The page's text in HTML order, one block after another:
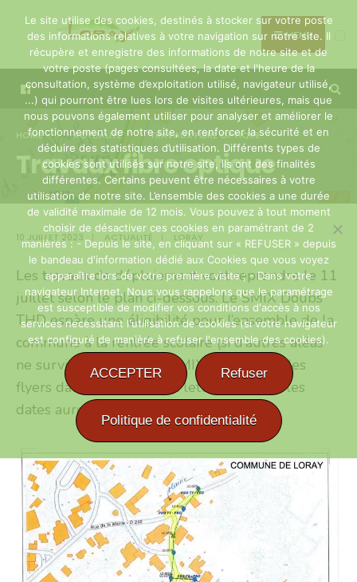
Skip
content
MENU
HOME ACTUALITÉ TRAVAUX FIBRE OPTIQUE
Travaux fibre optique
10 JUILLET 2023 | ACTUALITÉ | LORAY
Les travaux de déploiement vont reprendre le 11
juillet selon le plan ci-dessous. Le SMIX Doubs
THD espère une éligibilité pour l’ensemble de la
commune à la rentrée scolaire (si d’autres aléas
ne surviennent pas). Le SMIX distribuera des
flyers dans les boites aux lettres dès que les
dates auront été consolidées.
for:
Le site utilise des cookies, destinés à stocker sur votre poste
des informations relatives à votre navigation sur notre site. Il
récupère et enregistre des informations de notre site et de
votre poste (pages consultées, la date et l'heure de la
consultation, système d’exploitation utilisé, navigateur utilisé,
...) qui pourront être lues lors de visites ultérieures, mais que
nous pouvons également utiliser pour analyser et améliorer le
fonctionnement de notre site, en renforcer la sécurité et en
déduire des statistiques d’utilisation. Différents types de
cookies sont utilisés sur notre site, ils ont des finalités
différentes. Certains peuvent être nécessaires à votre
utilisation de notre site. L’ensemble des cookies a une durée
de validité maximale de 12 mois. Vous pouvez à tout moment
choisir de désactiver ces cookies en paramétrant de 2
manières : - Depuis le site, en cliquant sur « REFUSER » depuis
le bandeau d'information dédié aux Cookies que vous voyez
apparaître lors de votre première visite ; - Dans votre
navigateur Internet. Nous vous rappelons que le paramétrage
est susceptible de modifier vos conditions d'accès à nos
services nécessitant l'utilisation de cookies (si votre navigateur
est configuré de manière à refuser l'ensemble des cookies).
ACCEPTER Refuser
Politique de confidentialité